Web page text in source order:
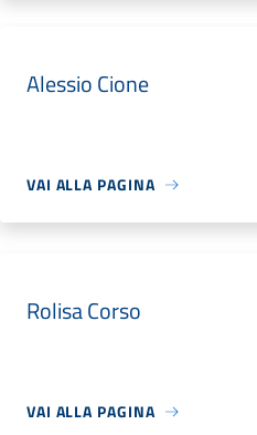
Alessio Cione
VAI ALLA PAGINA
Rolisa Corso
VAI ALLA PAGINA